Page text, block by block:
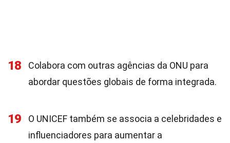
18
Colabora com outras agências da ONU para
abordar questões globais de forma integrada.
19
O UNICEF também se associa a celebridades e
influenciadores para aumentar a